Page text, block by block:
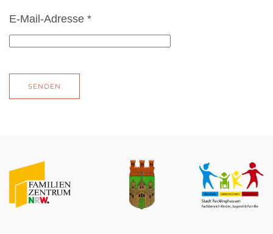
E-Mail-Adresse *
SENDEN